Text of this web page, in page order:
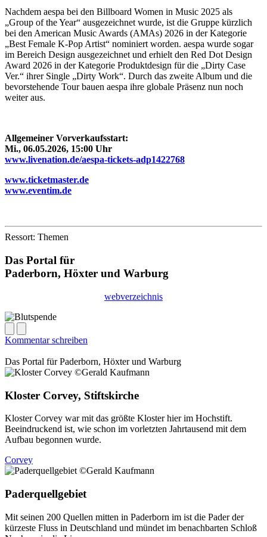
Nachdem aespa bei den Billboard Women in Music 2025 als
„Group of the Year“ ausgezeichnet wurde, ist die Gruppe kürzlich
bei den American Music Awards (AMAs) 2026 in der Kategorie
„Best Female K-Pop Artist“ nominiert worden. aespa wurde sogar
im Bereich Design ausgezeichnet und erhielt den Red Dot Design
Award 2026 in der Kategorie Produktdesign für die „Dirty Case
Ver.“ ihrer Single „Dirty Work“. Durch das zweite Album und die
bevorstehende Tour bauen aespa ihre globale Präsenz nun noch
weiter aus.
Allgemeiner Vorverkaufsstart:
Mi., 06.05.2026, 15:00 Uhr
www.livenation.de/aespa-tickets-adp1422768
www.ticketmaster.de
www.eventim.de
Ressort: Themen
Das Portal für
Paderborn, Höxter und Warburg
webverzeichnis
Kommentar schreiben
Das Portal fürPaderborn, Höxterund Warburg
Kloster Corvey, Stiftskirche
Kloster Corvey war mit das größte Kloster hier im Hochstift.
Beeindruckend ist, wie schon im vorletzten Jahrtausend mit dem
Aufbau begonnen wurde.
Corvey
Paderquellgebiet
Mit seinen 200 Quellen mitten in Paderborn im ist die Pader der
kürzeste Fluss in Deutschland und mündet im benachbarten Schloß